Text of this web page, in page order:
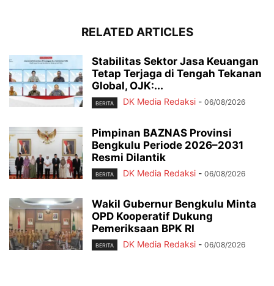
RELATED ARTICLES
Stabilitas Sektor Jasa Keuangan
Tetap Terjaga di Tengah Tekanan
Global, OJK:...
BERITA DK Media Redaksi - 06/08/2026
Pimpinan BAZNAS Provinsi
Bengkulu Periode 2026–2031
Resmi Dilantik
BERITA DK Media Redaksi - 06/08/2026
Wakil Gubernur Bengkulu Minta
OPD Kooperatif Dukung
Pemeriksaan BPK RI
BERITA DK Media Redaksi - 06/08/2026